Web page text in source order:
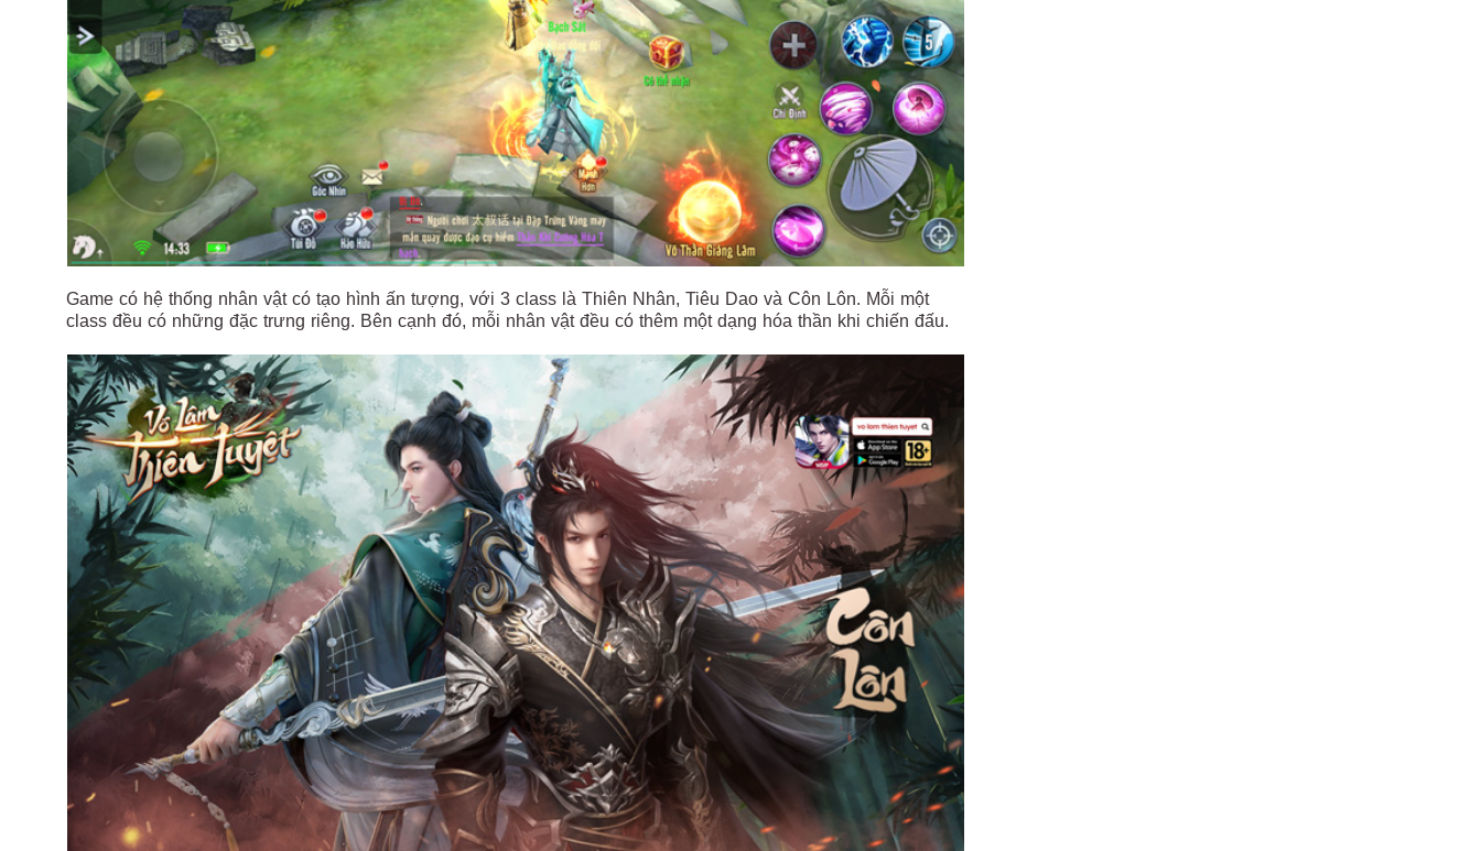
Game có hệ thống nhân vật có tạo hình ấn tượng, với 3 class là Thiên Nhân, Tiêu Dao và Côn Lôn. Mỗi một
class đều có những đặc trưng riêng. Bên cạnh đó, mỗi nhân vật đều có thêm một dạng hóa thần khi chiến đấu.